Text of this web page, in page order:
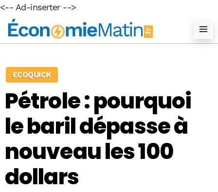
<-- Ad-inserter -->
ECOQUICK
Pétrole : pourquoi
le baril dépasse à
nouveau les 100
dollars